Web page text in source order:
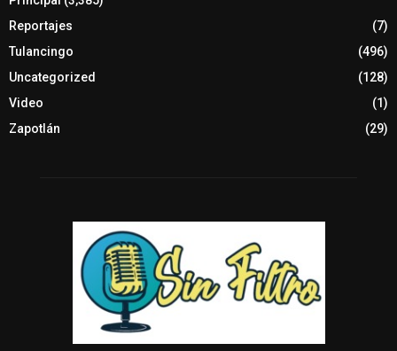
Reportajes
(7)
Tulancingo
(496)
Uncategorized
(128)
Video
(1)
Zapotlán
(29)